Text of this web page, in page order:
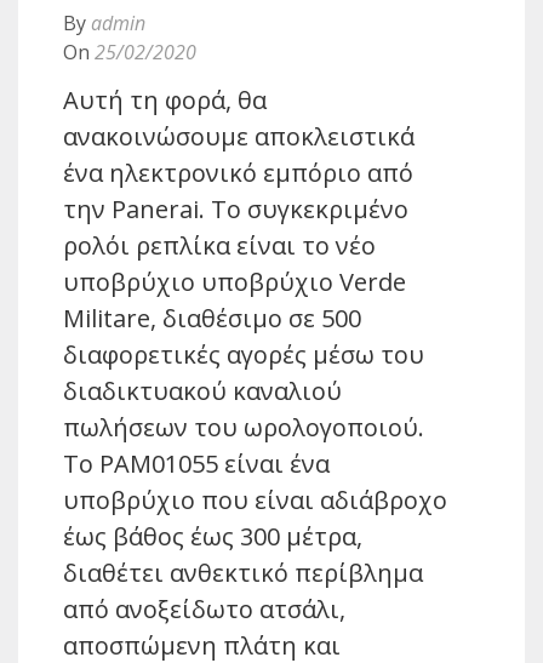
By admin
On 25/02/2020
Αυτή τη φορά, θα
ανακοινώσουμε αποκλειστικά
ένα ηλεκτρονικό εμπόριο από
την Panerai. Το συγκεκριμένο
ρολόι ρεπλίκα είναι το νέο
υποβρύχιο υποβρύχιο Verde
Militare, διαθέσιμο σε 500
διαφορετικές αγορές μέσω του
διαδικτυακού καναλιού
πωλήσεων του ωρολογοποιού.
Το PAM01055 είναι ένα
υποβρύχιο που είναι αδιάβροχο
έως βάθος έως 300 μέτρα,
διαθέτει ανθεκτικό περίβλημα
από ανοξείδωτο ατσάλι,
αποσπώμενη πλάτη και